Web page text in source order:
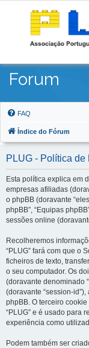
Forum
FAQ
Índice do Fórum
PLUG - Política de
Esta política explica em
empresas afiliadas
o phpBB (doravante
phpBB”, “Equipas
sessões online
Recolheremos
“PLUG” fará com que o
ficheiros de texto,
o seu computador. Os
(doravante denominado
(doravante “session-
phpBB. O terceiro
“PLUG” e é usado para
experiência como
Podem também ser